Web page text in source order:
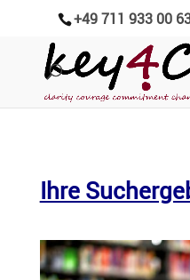
+49 711 933 00
Ihre